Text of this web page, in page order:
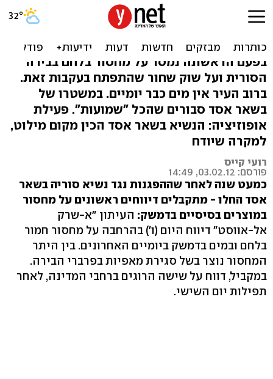
דיווחים בסוריה: מחסור בלחם
ובמים בדמשק
בפעם הראשונה נמסר על מחסור בלחם בבירה
הסורית ועל שוק שחור שהתפתח בעקבות זאת.
ברוב העיר אין מים כבר יומיים. במשטרו של
בשאר אסד סבורים שהכל "שמועות". פעילת
אופוזיציה: הנשיא בשאר אסד הכין מקום מילוט,
למקרה שיודח
רועי קייס
פורסם: 03.02.12, 14:49
כמעט שנה לאחר שההפגנות נגד נשיא סוריה בשאר
אסד החלו - מתקבלים דיווחים ראשונים על מחסור
במוצרים בסיסיים בדמשק: העיתון "א-שרק
אל-אווסט" דיווח היום (ו') בהרחבה על מחסור חמור
בלחם ובמים בדמשק ביומיים האחרונים. בין היתר
המחסור נוצר בשל סגירת מאפיות בפרברי הבירה.
במקביל, דווח על שישה הרוגים ברחבי המדינה, לאחר
תפילות יום השישי.